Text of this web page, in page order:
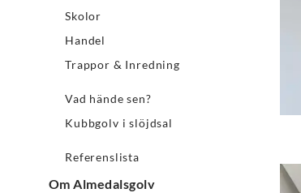
Skolor
Handel
Trappor & Inredning
Vad hände sen?
Kubbgolv i slöjdsal
Referenslista
Om Almedalsgolv